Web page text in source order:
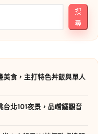
搜
尋
美食，主打特色丼飯與單人
北101夜景，品嚐鐵觀音